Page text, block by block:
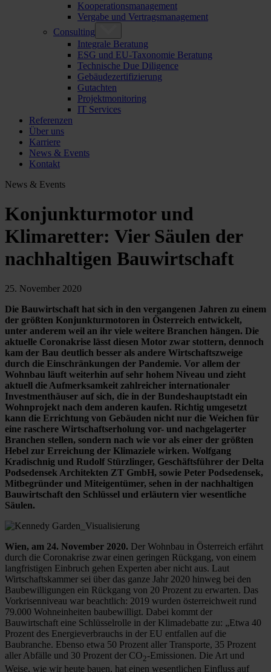
Kooperationsmanagement
Vergabe und Vertragsmanagement
Consulting
Integrale Beratung
ESG und EU-Taxonomie Beratung
Technische Due Diligence
Gebäudezertifizierung
Gutachten
Projektmonitoring
IT Services
Referenzen
Über uns
Karriere
News & Events
Kontakt
News & Events
Konjunkturmotor und
Klimaretter: Vier Säulen der
nachhaltigen Bauwirtschaft
25. November 2020
Die Bauwirtschaft hat sich in den vergangenen Jahren zu einem
der größten Konjunkturmotoren in Österreich entwickelt,
unter anderem weil an ihr viele weitere Branchen hängen. Die
aktuelle Coronakrise lässt diesen Motor zwar stottern, dennoch
kam der Bau deutlich besser als andere Wirtschaftszweige
durch die Einschränkungen der Pandemie. Vor allem der
Wohnbau läuft weiterhin auf sehr hohem Niveau und zieht
aktuell die Aufmerksamkeit zahlreicher internationaler
Investmenthäuser auf sich, die in der Bundeshauptstadt ein
Wohnprojekt nach dem anderen kaufen. Richtig umgesetzt
kann die Errichtung von Gebäuden nicht nur die Weichen für
eine raschere Wirtschaftserholung vor- und nachgelagerter
Branchen stellen, sondern nach wie vor als einer der größten
Hebel zur Erreichung der Klimaziele wirken. Wolfgang
Kradischnig und Rudolf Stürzlinger, Geschäftsführer der Delta
Podsedensek Architekten ZT GmbH, sowie Peter Podsedensek,
Mitbegründer und Miteigentümer, sehen in der nachhaltigen
Bauwirtschaft den Schlüssel und erläutern vier wesentliche
Säulen.
Wien, am 24. November 2020. Der Wohnbau in Österreich erfährt
durch die Coronakrise zwar einen geringen Rückgang, von einem
langfristigen Einbruch gehen Experten aber nicht aus. Laut
Wirtschaftskammer sei über das ganze Jahr 2020 hinweg bei den
Baubewilligungen ein Rückgang von 20 Prozent zu erwarten. Das
Vorkrisenniveau war beachtlich: 2019 wurden österreichweit rund
79.000 Wohneinheiten baubewilligt. Dabei kommt der
Bauwirtschaft eine Schlüsselrolle in der Klimadebatte zu: „Etwa 40
Prozent des Energieverbrauchs in der EU entfallen auf die
Baubranche. Ebenso etwa 50 Prozent aller Transporte, 35 Prozent
aller Abfälle und 30 Prozent der CO2-Emissionen. Die Art und
Weise, wie wir heute bauen, hat einen wesentlichen Einfluss auf